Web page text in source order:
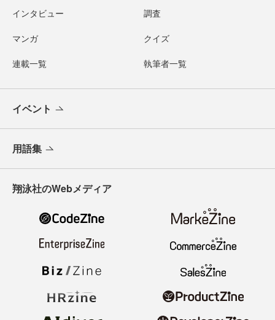
インタビュー 調査
マンガ クイズ
連載一覧 執筆者一覧
イベント
用語集
翔泳社のWebメディア